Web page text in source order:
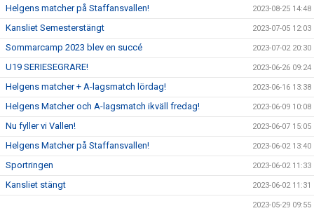
Helgens matcher på Staffansvallen! 2023-08-25 14:48
Kansliet Semesterstängt 2023-07-05 12:03
Sommarcamp 2023 blev en succé 2023-07-02 20:30
U19 SERIESEGRARE! 2023-06-26 09:24
Helgens matcher + A-lagsmatch lördag! 2023-06-16 13:38
Helgens Matcher och A-lagsmatch ikväll fredag! 2023-06-09 10:08
Nu fyller vi Vallen! 2023-06-07 15:05
Helgens Matcher på Staffansvallen! 2023-06-02 13:40
Sportringen 2023-06-02 11:33
Kansliet stängt 2023-06-02 11:31
2023-05-29 09:55